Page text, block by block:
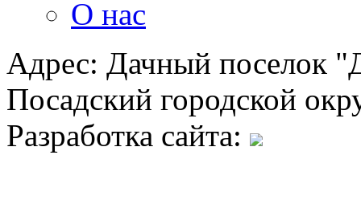
О нас
Адрес: Дачный поселок
Посадский городской
Разработка сайта: